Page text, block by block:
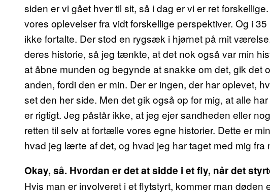
siden er vi gået hver til sit, så i dag er vi er ret
vores oplevelser fra vidt forskellige perspektiver. Og i
ikke fortalte. Der stod en rygsæk i hjørnet på mit
deres historie, så jeg tænkte, at det nok også var min
at åbne munden og begynde at snakke om det, gik det
anden, fordi den er min. Der er ingen, der har oplevet,
set den her side. Men det gik også op for mig, at alle
er rigtigt. Jeg påstår ikke, at jeg ejer sandheden eller
retten til selv at fortælle vores egne historier. Dette er
hvad jeg lærte af det, og hvad jeg har taget med mig fra
Okay, så. Hvordan er det at sidde i et fly, når det
Hvis man er involveret i et flytstyrt, kommer man